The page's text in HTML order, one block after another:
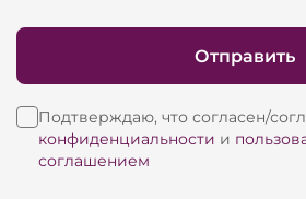
Подтверждаю, что согласен/
конфиденциальности и
соглашением
Отправить